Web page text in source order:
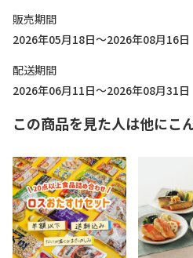
販売期間
2026年05月18日～2026年08月16日
配送期間
2026年06月11日～2026年08月31日
この商品を見た人は他にこ